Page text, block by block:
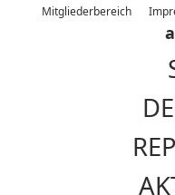
Mitgliederbereich